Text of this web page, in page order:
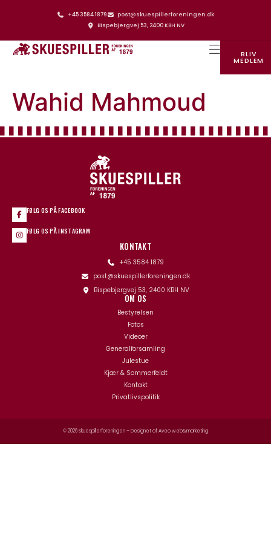
+45 3584 1879
post@skuespillerforeningen.dk
Bispebjergvej 53, 2400 KBH NV
BLIV
MEDLEM
Wahid Mahmoud
FØLG OS PÅ FACEBOOK
FØLG OS PÅ INSTAGRAM
KONTAKT
+45 3584 1879
post@skuespillerforeningen.dk
Bispebjergvej 53, 2400 KBH NV
OM OS
Bestyrelsen
Fotos
Videoer
Generalforsamling
Julestue
Kjær & Sommerfeldt
Kontakt
Privatlivspolitik
© 2026 Skuespillerforeningen – Designet afAveo web&marketing